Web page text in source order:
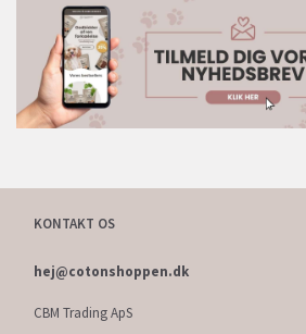
KONTAKT OS
hej@cotonshoppen.dk
CBM Trading ApS